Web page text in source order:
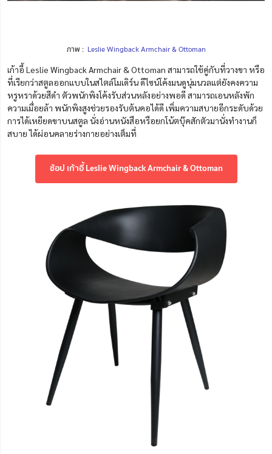
ภาพ : Leslie Wingback Armchair & Ottoman
เก้าอี้ Leslie Wingback Armchair & Ottoman สามารถใช้คู่กับที่วางขา หรือ
ที่เรียกว่าสตูลออกแบบในสไตล์โมเดิร์น ดีไซน์โค้งมนดูนุ่มนวลแต่ยังคงความ
หรูหราด้วยสีดำ ตัวพนักพิงโค้งรับส่วนหลังอย่างพอดี สามารถเอนหลังพัก
ความเมื่อยล้า พนักพิงสูงช่วยรองรับต้นคอได้ดี เพิ่มความสบายอีกระดับด้วย
การได้เหยียดขาบนสตูล นั่งอ่านหนังสือหรือยกโน้ตบุ๊คสักตัวมานั่งทำงานก็
สบาย ได้ผ่อนคลายร่างกายอย่างเต็มที่
ช้อป เก้าอี้ Leslie Wingback Armchair & Ottoman